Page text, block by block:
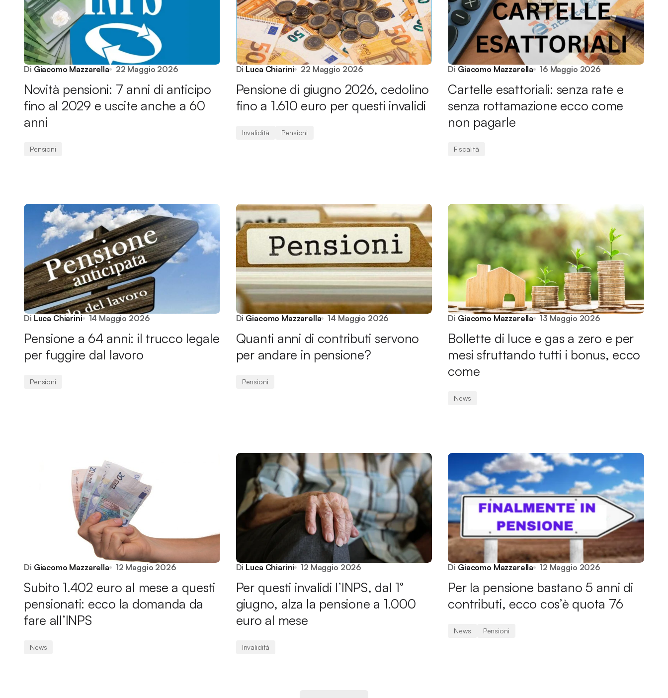
Di Giacomo Mazzarella 22 Maggio 2026
Novità pensioni: 7 anni di anticipo
fino al 2029 e uscite anche a 60
anni
Pensioni
Di Luca Chiarini 22 Maggio 2026
Pensione di giugno 2026, cedolino
fino a 1.610 euro per questi invalidi
Invalidità Pensioni
Di Giacomo Mazzarella 16 Maggio 2026
Cartelle esattoriali: senza rate e
senza rottamazione ecco come
non pagarle
Fiscalità
Di Luca Chiarini 14 Maggio 2026
Pensione a 64 anni: il trucco legale
per fuggire dal lavoro
Pensioni
Di Giacomo Mazzarella 14 Maggio 2026
Quanti anni di contributi servono
per andare in pensione?
Pensioni
Di Giacomo Mazzarella 13 Maggio 2026
Bollette di luce e gas a zero e per
mesi sfruttando tutti i bonus, ecco
come
News
Di Giacomo Mazzarella 12 Maggio 2026
Subito 1.402 euro al mese a questi
pensionati: ecco la domanda da
fare all’INPS
News
Di Luca Chiarini 12 Maggio 2026
Per questi invalidi l’INPS, dal 1°
giugno, alza la pensione a 1.000
euro al mese
Invalidità
Di Giacomo Mazzarella 12 Maggio 2026
Per la pensione bastano 5 anni di
contributi, ecco cos’è quota 76
News Pensioni